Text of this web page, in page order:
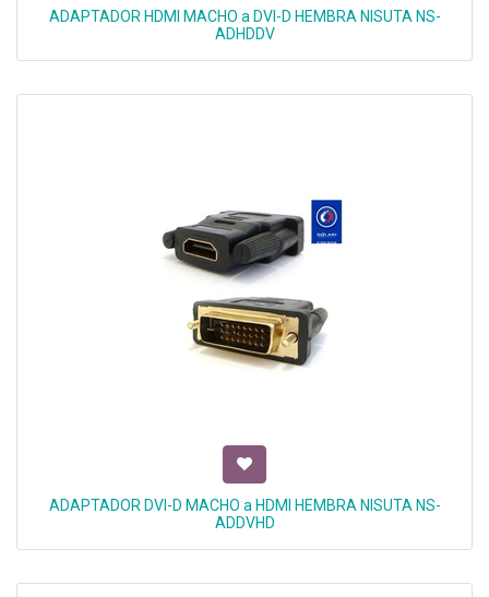
ADAPTADOR HDMI MACHO a DVI-D HEMBRA NISUTA NS-
ADHDDV
ADAPTADOR DVI-D MACHO a HDMI HEMBRA NISUTA NS-
ADDVHD